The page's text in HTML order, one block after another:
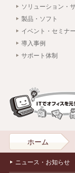
ソリューション・
製品・ソフト
イベント・セミナー
導入事例
サポート体制
ホーム
ニュース・お知らせ